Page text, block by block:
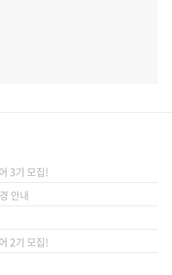
3기 모집!
안내
2기 모집!